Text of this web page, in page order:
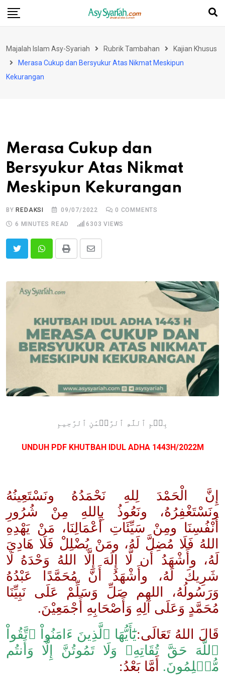
Skip
Majalah Islam Asy-Syariah Rubrik Tambahan
Kajian Khusus
Merasa Cukup dan Bersyukur Atas Nikmat Meskipun
Kekurangan
Merasa Cukup dan
Bersyukur Atas Nikmat
Meskipun Kekurangan
BYREDAKSI 09/07/2022 0 COMMENTS
6 MINUTES READ
6303 VIEWS
Print
Share
Email
بِسۡمِ ٱللَّهِ ٱلرَّحۡمَٰنِ ٱلرَّحِيمِ
UNDUH PDF KHUTBAH IDUL ADHA 1443H/2022M
إِنَّ الْحَمْدَ لِلهِ نَحْمَدُهُ ونَسْتَعِينُهُ
ونَسْتَغْفِرُهُ، ونَعُوذُ بِاللهِ مِنْ شُرُورِ
أَنْفُسِنَا ومِنْ سَيِّئَاتِ أَعْمَالِنَا، مَنْ يَهْدِهِ
اللهُ فَلَا مُضِلَّ لَهُ، ومَنْ يُضْلِلْ فَلَا هَادِيَ
لَهُ، وأَشْهَدُ أَن لَّا إِلَهَ إِلَّا اللهُ وَحْدَهُ لَا
شَرِيكَ لَهُ، وأَشْهَدُ أَنَّ مُحَمَّدًا عَبْدُهُ
وَرَسُولُهُ، اللهم صَلِّ وَسَلِّمْ عَلَى نَبِيِّنَا
مُحَمَّدٍ وَعَلَى آلِهِ وَأَصْحَابِهِ أَجْمَعِيْنَ.
قَالَ اللهُ تَعَالَى:يَٰٓأَيُّهَا ٱلَّذِينَ ءَامَنُواْ ٱتَّقُواْ
ٱللَّهَ حَقَّ تُقَاتِهِۦ وَلَا تَمُوتُنَّ إِلَّا وَأَنتُم
مُّسۡلِمُونَ. أَمَّا بَعْدُ: